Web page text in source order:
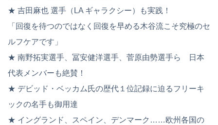
★ 吉田麻也 選手（LA ギャラクシー）も実践！
「回復を待つのではなく回復を早める木谷流こそ究極のセ
ルフケアです」
★ 南野拓実選手、冨安健洋選手、菅原由勢選手ら 日本
代表メンバーも絶賛！
★ デビッド・ベッカム氏の歴代１位記録に迫るフリーキ
ックの名手も御用達
★ イングランド、スペイン、デンマーク……欧州各国の